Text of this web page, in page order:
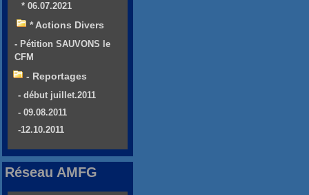
* 06.07.2021
* Actions Divers
- Pétition SAUVONS le
CFM
- Reportages
- début juillet.2011
- 09.08.2011
-12.10.2011
Réseau AMFG